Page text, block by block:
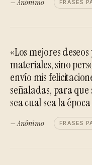
— Anónimo FRASES
«Los mejores
materiales, sino
envío mis
señaladas, para
sea cual sea la
— Anónimo FRASES